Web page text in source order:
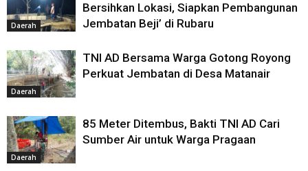
Daerah
Bersihkan Lokasi, Siapkan Pembangunan
Jembatan Beji’ di Rubaru
Daerah
TNI AD Bersama Warga Gotong Royong
Perkuat Jembatan di Desa Matanair
Daerah
85 Meter Ditembus, Bakti TNI AD Cari
Sumber Air untuk Warga Pragaan